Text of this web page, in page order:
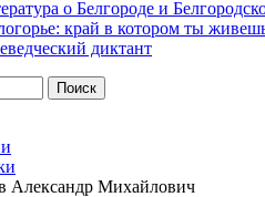
о Белгороде и
край в котором ты
диктант
Александр Михайлович